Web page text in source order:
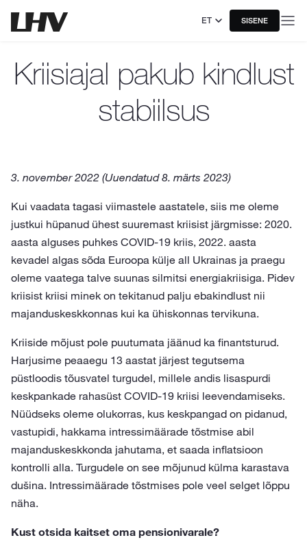
ET SISENE
Kriisiajal pakub kindlust
stabiilsus
3. november 2022 (Uuendatud 8. märts 2023)
Kui vaadata tagasi viimastele aastatele, siis me oleme
justkui hüpanud ühest suuremast kriisist järgmisse: 2020.
aasta alguses puhkes COVID-19 kriis, 2022. aasta
kevadel algas sõda Euroopa külje all Ukrainas ja praegu
oleme vaatega talve suunas silmitsi energiakriisiga. Pidev
kriisist kriisi minek on tekitanud palju ebakindlust nii
majanduskeskkonnas kui ka ühiskonnas tervikuna.
Kriiside mõjust pole puutumata jäänud ka finantsturud.
Harjusime peaaegu 13 aastat järjest tegutsema
püstloodis tõusvatel turgudel, millele andis lisaspurdi
keskpankade rahasüst COVID-19 kriisi leevendamiseks.
Nüüdseks oleme olukorras, kus keskpangad on pidanud,
vastupidi, hakkama intressimäärade tõstmise abil
majanduskeskkonda jahutama, et saada inflatsioon
kontrolli alla. Turgudele on see mõjunud külma karastava
dušina. Intressimäärade tõstmises pole veel selget lõppu
näha.
Kust otsida kaitset oma pensionivarale?